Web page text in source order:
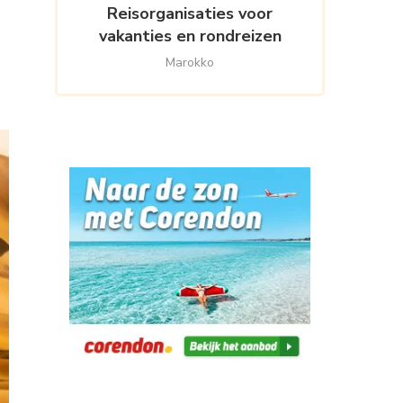
Reisorganisaties voor
vakanties en rondreizen
Marokko